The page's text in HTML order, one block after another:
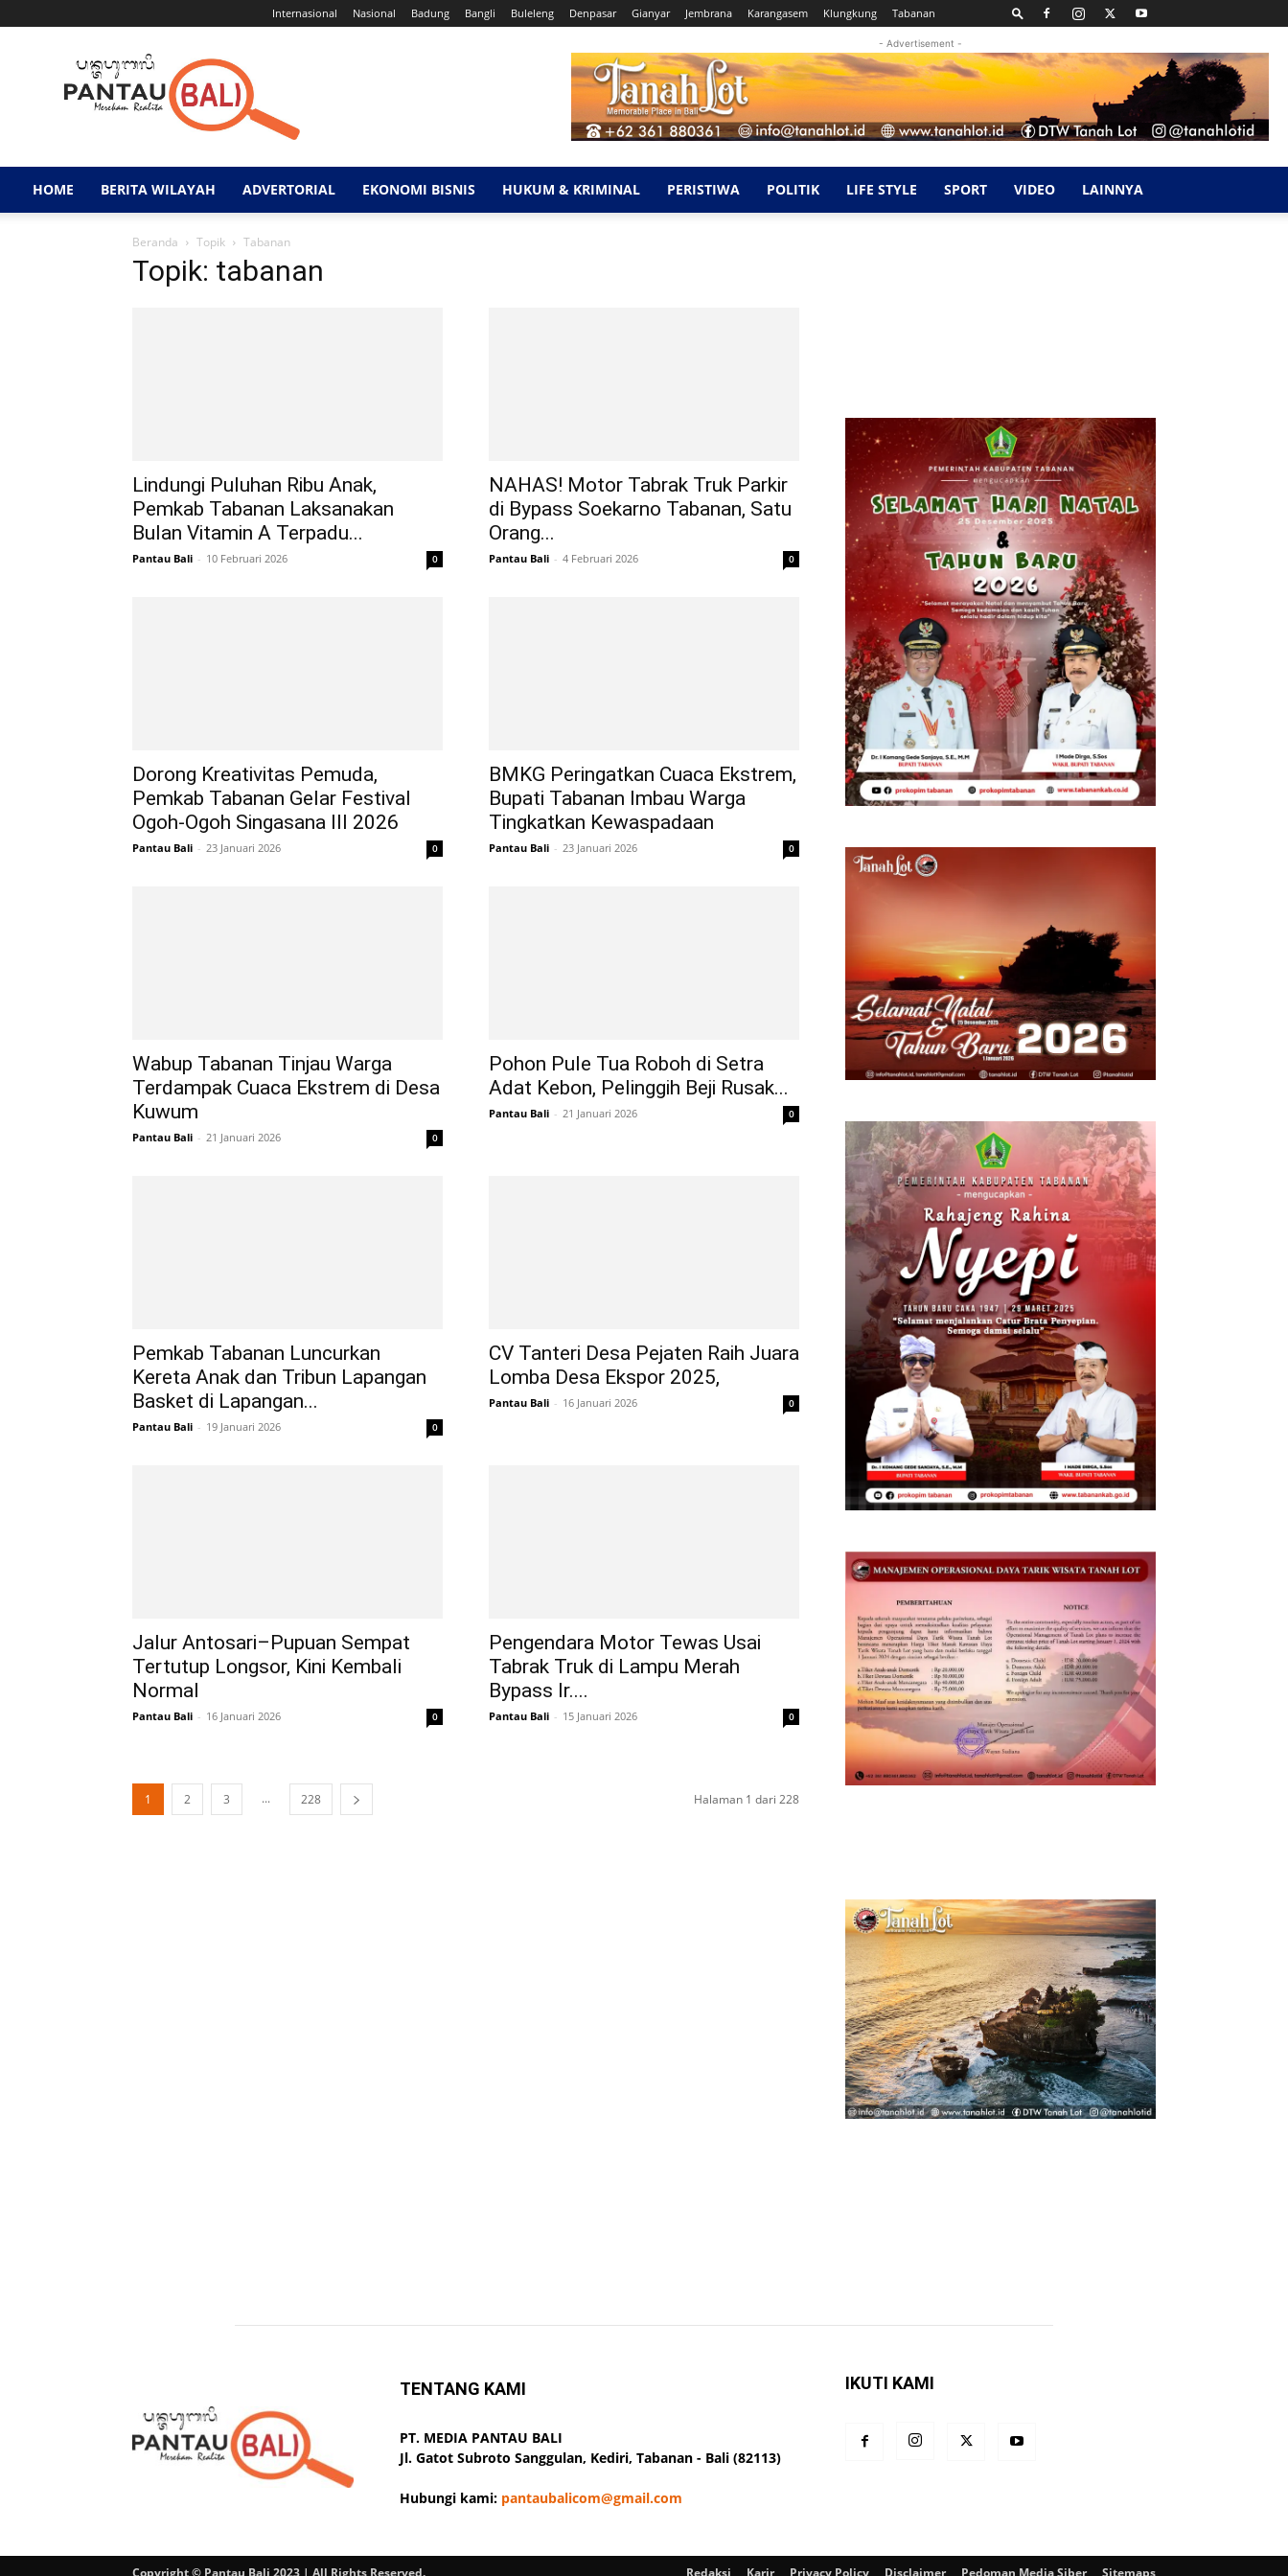
Internasional Nasional Badung Bangli Buleleng Denpasar Gianyar Jembrana Karangasem Klungkung Tabanan
Pantau
Bali
- Advertisement -
HOME BERITA WILAYAH ADVERTORIAL EKONOMI BISNIS HUKUM & KRIMINAL PERISTIWA POLITIK LIFE STYLE SPORT VIDEO LAINNYA
Beranda Topik Tabanan
Topik: tabanan
Lindungi Puluhan Ribu Anak,
Pemkab Tabanan Laksanakan
Bulan Vitamin A Terpadu...
Pantau Bali - 10 Februari 2026 0
NAHAS! Motor Tabrak Truk Parkir
di Bypass Soekarno Tabanan, Satu
Orang...
Pantau Bali - 4 Februari 2026 0
Dorong Kreativitas Pemuda,
Pemkab Tabanan Gelar Festival
Ogoh-Ogoh Singasana III 2026
Pantau Bali - 23 Januari 2026 0
BMKG Peringatkan Cuaca Ekstrem,
Bupati Tabanan Imbau Warga
Tingkatkan Kewaspadaan
Pantau Bali - 23 Januari 2026 0
Wabup Tabanan Tinjau Warga
Terdampak Cuaca Ekstrem di Desa
Kuwum
Pantau Bali - 21 Januari 2026 0
Pohon Pule Tua Roboh di Setra
Adat Kebon, Pelinggih Beji Rusak...
Pantau Bali - 21 Januari 2026 0
Pemkab Tabanan Luncurkan
Kereta Anak dan Tribun Lapangan
Basket di Lapangan...
Pantau Bali - 19 Januari 2026 0
CV Tanteri Desa Pejaten Raih Juara
Lomba Desa Ekspor 2025,
Pantau Bali - 16 Januari 2026 0
Jalur Antosari–Pupuan Sempat
Tertutup Longsor, Kini Kembali
Normal
Pantau Bali - 16 Januari 2026 0
Pengendara Motor Tewas Usai
Tabrak Truk di Lampu Merah
Bypass Ir....
Pantau Bali - 15 Januari 2026 0
1 2 3 ... 228 Halaman 1 dari 228
TENTANG KAMI
PT. MEDIA PANTAU BALI
Jl. Gatot Subroto Sanggulan, Kediri, Tabanan - Bali (82113)
Hubungi kami: pantaubalicom@gmail.com
IKUTI KAMI